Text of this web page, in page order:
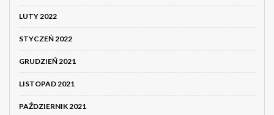
LUTY 2022
STYCZEŃ 2022
GRUDZIEŃ 2021
LISTOPAD 2021
PAŹDZIERNIK 2021